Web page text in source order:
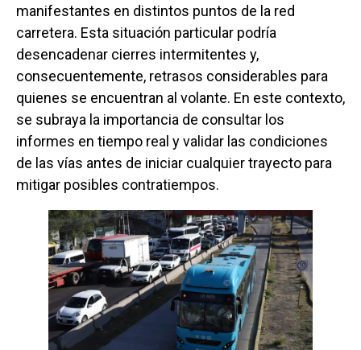
manifestantes en distintos puntos de la red
carretera. Esta situación particular podría
desencadenar cierres intermitentes y,
consecuentemente, retrasos considerables para
quienes se encuentran al volante. En este contexto,
se subraya la importancia de consultar los
informes en tiempo real y validar las condiciones
de las vías antes de iniciar cualquier trayecto para
mitigar posibles contratiempos.